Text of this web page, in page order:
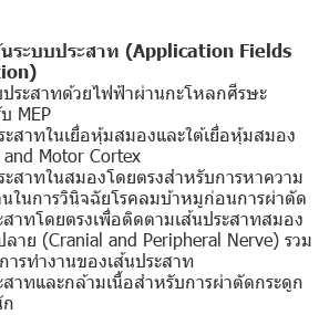
ระบบประสาท (Application Fields
ะสาทด้วยไฟฟ้าผ่านกะโหลกศีรษะ
MEP
สาทในเยื่อหุ้มสมองและใต้เยื่อหุ้มสมอง
Motor Cortex
สาทในสมองโดยตรงสำหรับการหาความ
ในการวินิจฉัยโรคลมบ้าหมูก่อนการผ่าตัด
าทโดยตรงเพื่อติดตามเส้นประสาทสมอง
าย (Cranial and Peripheral Nerve) รวม
รทำงานของเส้นประสาท
าทและกล้ามเนื้อสำหรับการผ่าตัดกระดูก